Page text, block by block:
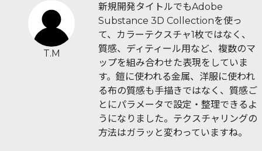
T.M
新規開発タイトルでもAdobe
Substance 3D Collectionを使っ
て、カラーテクスチャ1枚ではなく、
質感、ディティール用など、複数のマ
ップを組み合わせた表現をしていま
す。鎧に使われる金属、洋服に使われ
る布の質感も手描きではなく、質感ご
とにパラメータで設定・整理できるよ
うになりました。テクスチャリングの
方法はガラッと変わっていますね。